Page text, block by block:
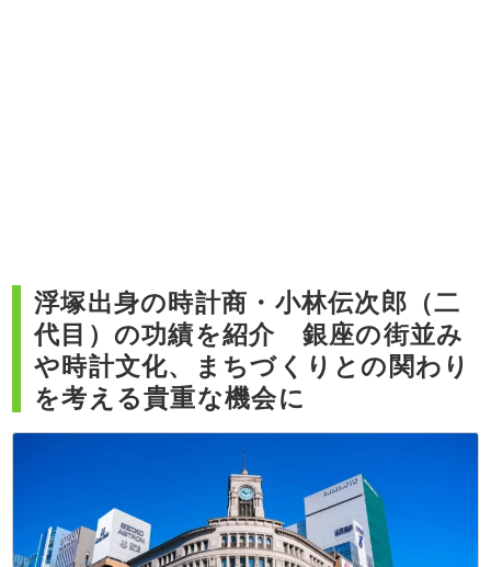
浮塚出身の時計商・小林伝次郎（二
代目）の功績を紹介 銀座の街並み
や時計文化、まちづくりとの関わり
を考える貴重な機会に